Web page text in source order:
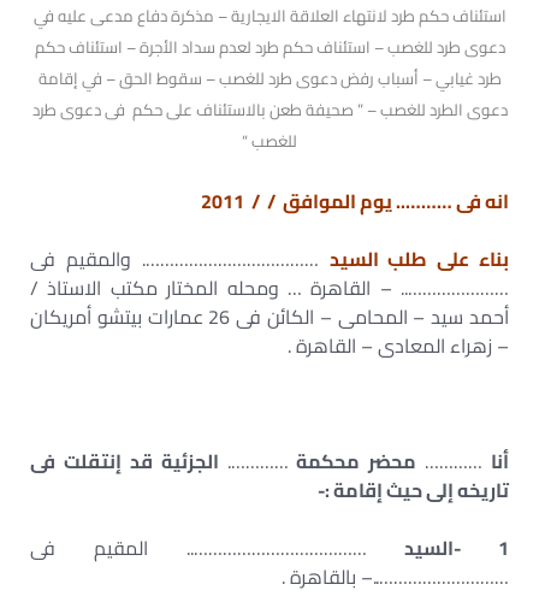
استئناف حكم طرد لانتهاء العلاقة الايجارية – مذكرة دفاع مدعى عليه في
دعوى طرد للغصب – استئناف حكم طرد لعدم سداد الأجرة – استئناف حكم
طرد غيابي – أسباب رفض دعوى طرد للغصب – سقوط الحق – في إقامة
دعوى الطرد للغصب – ” صحيفة طعن بالاستئناف على حكم فى دعوى طرد
للغصب “
انه فى ……….. يوم الموافق / / 2011
بناء على طلب السيد ………………………………. والمقيم فى
………………….. – القاهرة … ومحله المختار مكتب الاستاذ /
أحمد سيد – المحامى – الكائن فى 26 عمارات بيتشو أمريكان
– زهراء المعادى – القاهرة .
أنا ………… محضر محكمة …………. الجزئية قد إنتقلت فى
تاريخه إلى حيث إقامة :-
1 -السيد
……………………………….. المقيم فى
………………………..– بالقاهرة .